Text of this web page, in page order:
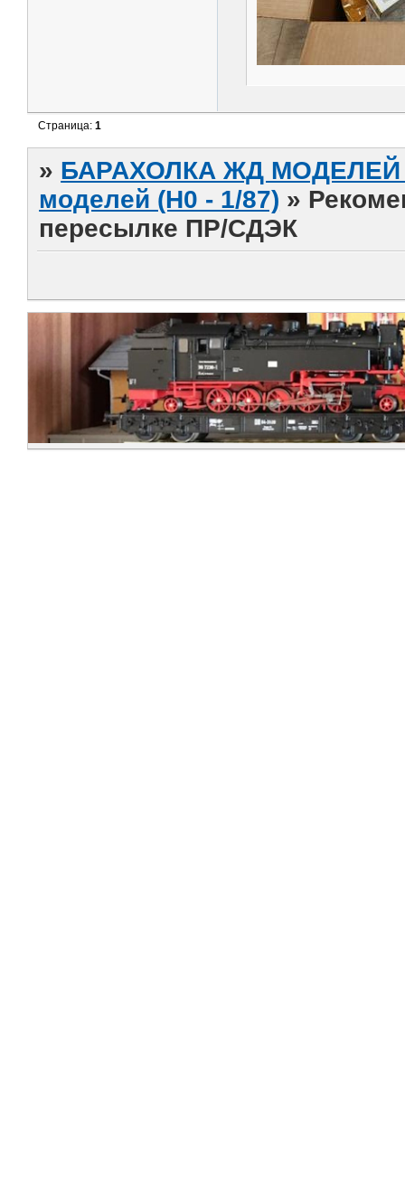
Страница:1
» БАРАХОЛКА ЖД МОДЕЛЕЙ
моделей (H0 - 1/87) »
пересылке ПР/СДЭК